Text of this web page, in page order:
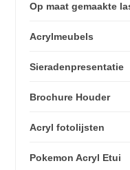
Op maat gemaakte
Acrylmeubels
Sieradenpresentatie
Brochure Houder
Acryl fotolijsten
Pokemon Acryl Etui